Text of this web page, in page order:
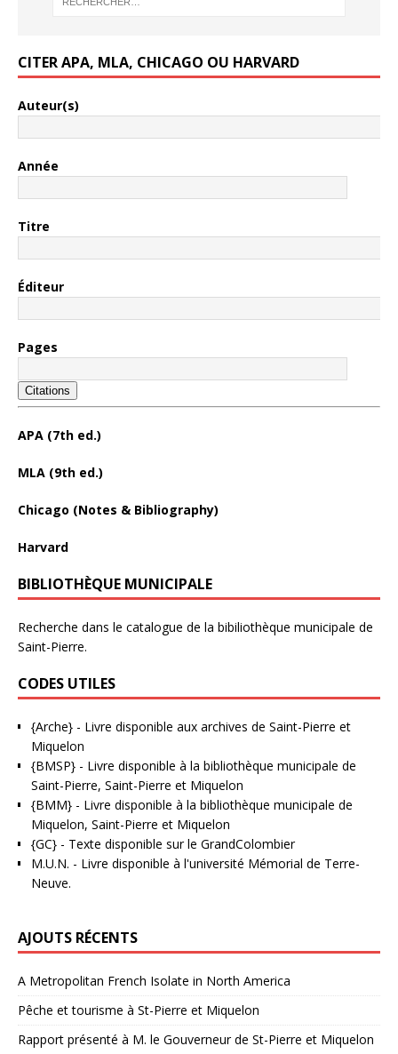
CITER APA, MLA, CHICAGO OU HARVARD
Auteur(s)
Année
Titre
Éditeur
Pages
Citations
APA (7th ed.)
MLA (9th ed.)
Chicago (Notes & Bibliography)
Harvard
BIBLIOTHÈQUE MUNICIPALE
Recherche dans le catalogue de la bibiliothèque municipale de
Saint-Pierre.
CODES UTILES
{Arche} - Livre disponible aux archives de Saint-Pierre et
Miquelon
{BMSP} - Livre disponible à la bibliothèque municipale de
Saint-Pierre, Saint-Pierre et Miquelon
{BMM} - Livre disponible à la bibliothèque municipale de
Miquelon, Saint-Pierre et Miquelon
{GC} - Texte disponible sur le GrandColombier
M.U.N. - Livre disponible à l'université Mémorial de Terre-
Neuve.
AJOUTS RÉCENTS
A Metropolitan French Isolate in North America
Pêche et tourisme à St-Pierre et Miquelon
Rapport présenté à M. le Gouverneur de St-Pierre et Miquelon